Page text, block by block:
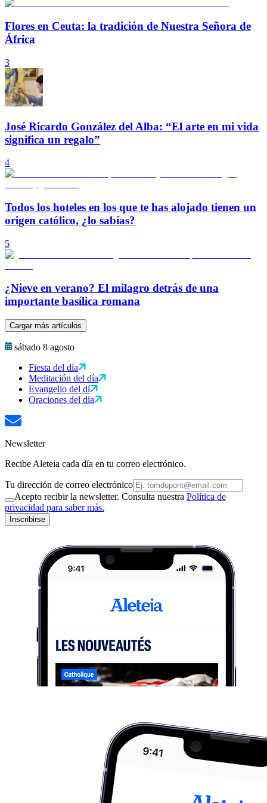
Flores en Ceuta: la tradición de Nuestra Señora de
África
3
José Ricardo González del Alba: “El arte en mi vida
significa un regalo”
4
Todos los hoteles en los que te has alojado tienen un
origen católico, ¿lo sabías?
5
¿Nieve en verano? El milagro detrás de una
importante basílica romana
Cargar más artículos
sábado 8 agosto
Fiesta del día
Meditación del día
Evangelio del dí
Oraciones del día
Newsletter
Recibe Aleteia cada día en tu correo electrónico.
Tu dirección de correo electrónico
Acepto recibir la newsletter. Consulta nuestra Política de
privacidad para saber más.
Inscribirse